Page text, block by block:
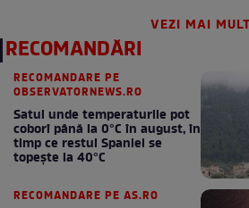
VEZI MAI MULT
RECOMANDĂRI
RECOMANDARE PE
OBSERVATORNEWS.RO
Satul unde temperaturile pot
coborî până la 0°C în august, în
timp ce restul Spaniei se
topește la 40°C
RECOMANDARE PE AS.RO